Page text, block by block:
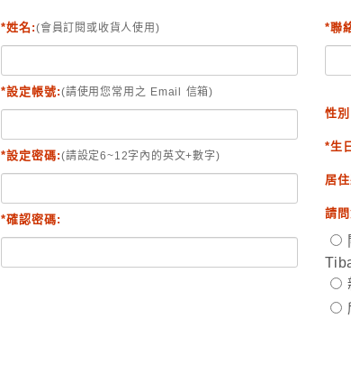
*姓名:(會員訂閱或收貨人使用)
*設定帳號:(請使用您常用之 Email 信箱)
*設定密碼:(請設定6~12字內的英文+數字)
*確認密碼:
*聯
性別
*生
居住
請